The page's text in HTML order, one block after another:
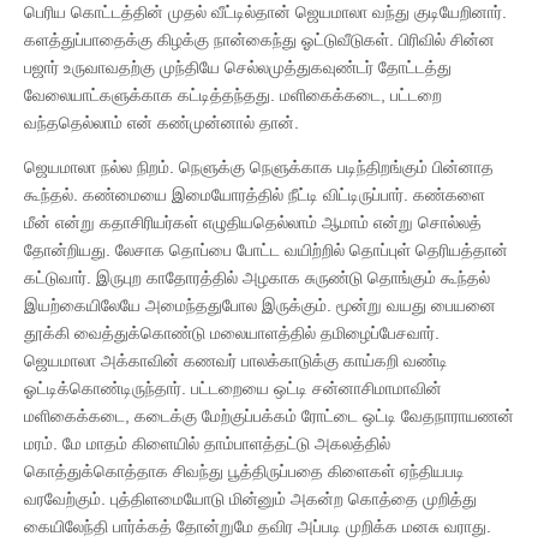
பெரிய கொட்டத்தின் முதல் வீட்டில்தான் ஜெயமாலா வந்து குடியேறினார்.
களத்துப்பாதைக்கு கிழக்கு நான்கைந்து ஓட்டுவீடுகள். பிரிவில் சின்ன
பஜார் உருவாவதற்கு முந்தியே செல்லமுத்துகவுண்டர் தோட்டத்து
வேலையாட்களுக்காக கட்டித்தந்தது. மளிகைக்கடை, பட்டறை
வந்ததெல்லாம் என் கண்முன்னால் தான்.
ஜெயமாலா நல்ல நிறம். நெளுக்கு நெளுக்காக படிந்திறங்கும் பின்னாத
கூந்தல். கண்மையை இமையோரத்தில் நீட்டி விட்டிருப்பார். கண்களை
மீன் என்று கதாசிரியர்கள் எழுதியதெல்லாம் ஆமாம் என்று சொல்லத்
தோன்றியது. லேசாக தொப்பை போட்ட வயிற்றில் தொப்புள் தெரியத்தான்
கட்டுவார். இருபுற காதோரத்தில் அழகாக சுருண்டு தொங்கும் கூந்தல்
இயற்கையிலேயே அமைந்ததுபோல இருக்கும். மூன்று வயது பையனை
தூக்கி வைத்துக்கொண்டு மலையாளத்தில் தமிழைப்பேசவார்.
ஜெயமாலா அக்காவின் கணவர் பாலக்காடுக்கு காய்கறி வண்டி
ஓட்டிக்கொண்டிருந்தார். பட்டறையை ஒட்டி சன்னாசிமாமாவின்
மளிகைக்கடை, கடைக்கு மேற்குப்பக்கம் ரோட்டை ஒட்டி வேதநாராயணன்
மரம். மே மாதம் கிளையில் தாம்பாளத்தட்டு அகலத்தில்
கொத்துக்கொத்தாக சிவந்து பூத்திருப்பதை கிளைகள் ஏந்தியபடி
வரவேற்கும். புத்திளமையோடு மின்னும் அகன்ற கொத்தை முறித்து
கையிலேந்தி பார்க்கத் தோன்றுமே தவிர அப்படி முறிக்க மனசு வராது.